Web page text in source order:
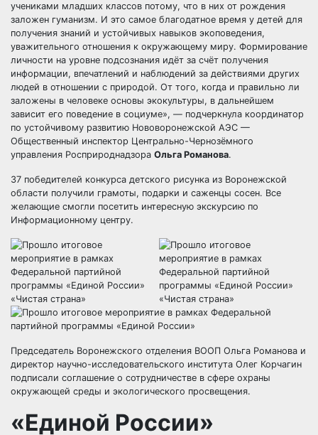
учениками младших классов потому, что в них от рождения
заложен гуманизм. И это самое благодатное время у детей для
получения знаний и устойчивых навыков экоповедения,
уважительного отношения к окружающему миру. Формирование
личности на уровне подсознания идёт за счёт получения
информации, впечатлений и наблюдений за действиями других
людей в отношении с природой. От того, когда и правильно ли
заложены в человеке основы экокультуры, в дальнейшем
зависит его поведение в социуме», — подчеркнула координатор
по устойчивому развитию Нововоронежской АЭС —
Общественный инспектор Центрально-Чернозёмного
управления Росприроднадзора Ольга Романова.
37 победителей конкурса детского рисунка из Воронежской
области получили грамоты, подарки и саженцы сосен. Все
желающие смогли посетить интересную экскурсию по
Информационному центру.
Председатель Воронежского отделения ВООП Ольга Романова и
директор научно-исследовательского института Олег Корчагин
подписали соглашение о сотрудничестве в сфере охраны
окружающей среды и экологического просвещения.
«Единой России»